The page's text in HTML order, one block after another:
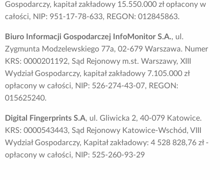
Gospodarczy, kapitał zakładowy 15.550.000 zł opłacony w
całości, NIP: 951-17-78-633, REGON: 012845863.
Biuro Informacji Gospodarczej InfoMonitor S.A., ul.
Zygmunta Modzelewskiego 77a, 02-679 Warszawa. Numer
KRS: 0000201192, Sąd Rejonowy m.st. Warszawy, XIII
Wydział Gospodarczy, kapitał zakładowy 7.105.000 zł
opłacony w całości, NIP: 526-274-43-07, REGON:
015625240.
Digital Fingerprints S.A, ul. Gliwicka 2, 40-079 Katowice.
KRS: 0000543443, Sąd Rejonowy Katowice-Wschód, VIII
Wydział Gospodarczy, Kapitał zakładowy: 4 528 828,76 zł -
opłacony w całości, NIP: 525-260-93-29